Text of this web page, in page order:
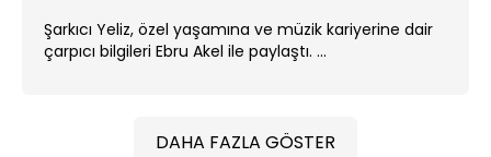
Şarkıcı Yeliz, özel yaşamına ve müzik kariyerine dair
çarpıcı bilgileri Ebru Akel ile paylaştı. ...
DAHA FAZLA GÖSTER